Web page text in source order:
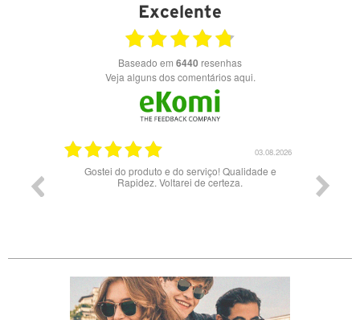
Excelente
Baseado em 6440 resenhas
Veja alguns dos comentários aqui.
03.08.2026
e do serviço! Qualidade e
Voltarei de certeza.
Bons óculos.